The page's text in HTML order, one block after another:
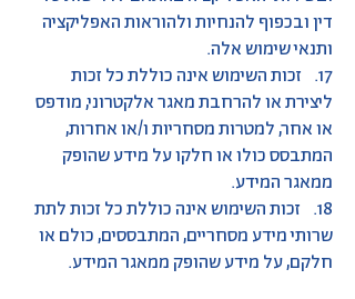
דין ובכפוף להנחיות ולהוראות האפליקציה
ותנאי שימוש אלה.
17. זכות השימוש אינה כוללת כל זכות
ליצירת או להרחבת מאגר אלקטרוני, מודפס
או אחר, למטרות מסחריות ו/או אחרות,
המתבסס כולו או חלקו על מידע שהופק
ממאגר המידע.
18. זכות השימוש אינה כוללת כל זכות לתת
שרותי מידע מסחריים, המתבססים, כולם או
חלקם, על מידע שהופק ממאגר המידע.